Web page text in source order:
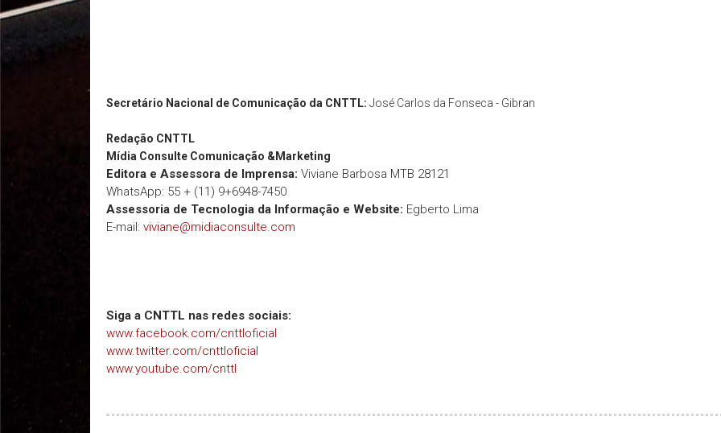
Secretário Nacional de Comunicação da CNTTL: José Carlos da Fonseca - Gibran
Redação CNTTL
Mídia Consulte Comunicação &Marketing
Editora e Assessora de Imprensa: Viviane Barbosa MTB 28121
WhatsApp: 55 + (11) 9+6948-7450
Assessoria de Tecnologia da Informação e Website: Egberto Lima
E-mail: viviane@midiaconsulte.com
Siga a CNTTL nas redes sociais:
www.facebook.com/cnttloficial
www.twitter.com/cnttloficial
www.youtube.com/cnttl